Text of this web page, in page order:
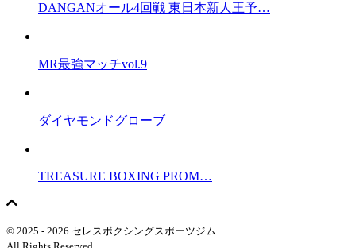
DANGANオール4回戦 東日本新人王予…
MR最強マッチvol.9
ダイヤモンドグローブ
TREASURE BOXING PROM…
© 2025 - 2026 セレスボクシングスポーツジム.